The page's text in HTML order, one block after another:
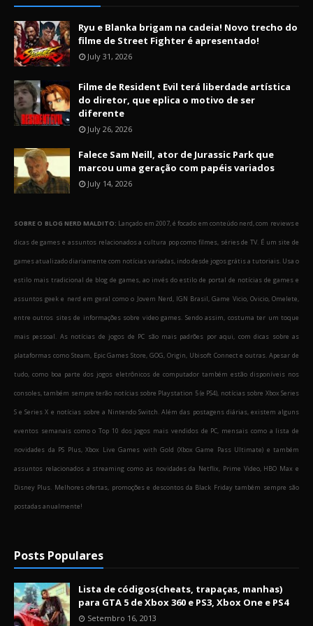
Ryu e Blanka brigam na cadeia! Novo trecho do
filme de Street Fighter é apresentado!
July 31, 2026
Filme de Resident Evil terá liberdade artística
do diretor, que eplica o motivo de ser
diferente
July 26, 2026
Falece Sam Neill, ator de Jurassic Park que
marcou uma geração com papéis variados
July 14, 2026
SOBRE O BLOG NERD MALDITO: Lançado em 2007, é focado em conteúdo nerd, com reviews e
dicas de games e assuntos relacionados a cultura pop como filmes, séries de TV. É um site de
games atualizado diariamente com notícias variadas, indo desde jogos grátis a tutoriais. Usa o
estilo mais tradicional de blog de games, ao invés do estilo de portal de notícias de games e
assuntos geek e nerd em geral como o Jovem Nerd, IGN Brasil, Game Vicio, Ovicio, Omelete,
entre outros sites de informações sobre video games. Sendo assim, costuma ter um toque
mais pessoal. As notícias de jogos de PC são mais padrões por aqui, com dicas sobre as
plataformas como Steam, Epic Games Store, GOG, Origin, Ubisoft Connect e outras. Apesar de
tudo, como boa parte dos jogos eletrônicos de computador também estão disponíveis nos
consoles, também sempre terão notícias sobre Playstation 5 (e PS4), notícias sobre Xbox Series
S e Series X e notícias sobre a Nintendo Switch. Além das postagens diárias, existem alguns
eventos semanais como o Top 10 dos jogos mais vendidos de PC, mensais como a lista de
novidades da PS Plus, Xbox Live Games with Gold (Xbox Game Pass Ultimate) e também
assuntos relacionados a streaming como as novidades da Netflix, Prime Video, HBO Max e
Disney Plus. Melhores ofertas, promoções e descontos da Black Friday também sempre são
postadas anualmente!
Posts Populares
Lista de códigos(cheats, trapaças, manhas)
para GTA 5 de Xbox 360 e PS3, Xbox One e PS4
Setembro 16, 2013